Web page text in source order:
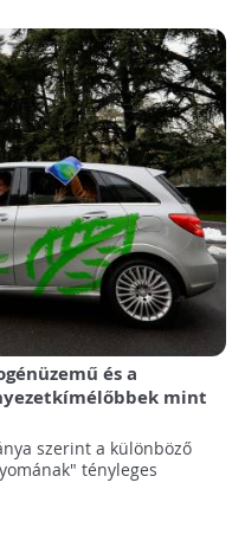
és a
mint
szerint a különböző
tényleges